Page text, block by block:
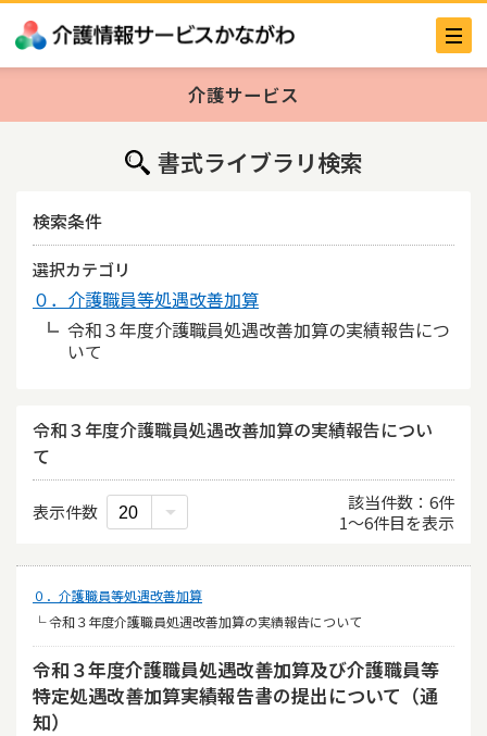
介護サービス
書式ライブラリ検索
検索条件
選択カテゴリ
０．介護職員等処遇改善加算
令和３年度介護職員処遇改善加算の実績報告につ
いて
令和３年度介護職員処遇改善加算の実績報告につい
て
表示件数 1〜6件目を表示
該当件数 6件
０．介護職員等処遇改善加算
└ 令和３年度介護職員処遇改善加算の実績報告について
令和３年度介護職員処遇改善加算及び介護職員等
特定処遇改善加算実績報告書の提出について（通
知）